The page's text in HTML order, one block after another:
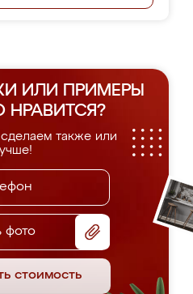
ИЛИ ПРИМЕРЫ
НРАВИТСЯ?
также или
фото
стоимость